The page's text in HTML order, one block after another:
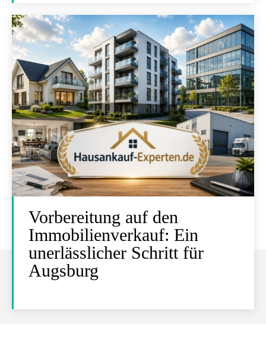
Vorbereitung auf den
Immobilienverkauf: Ein
unerlässlicher Schritt für
Augsburg